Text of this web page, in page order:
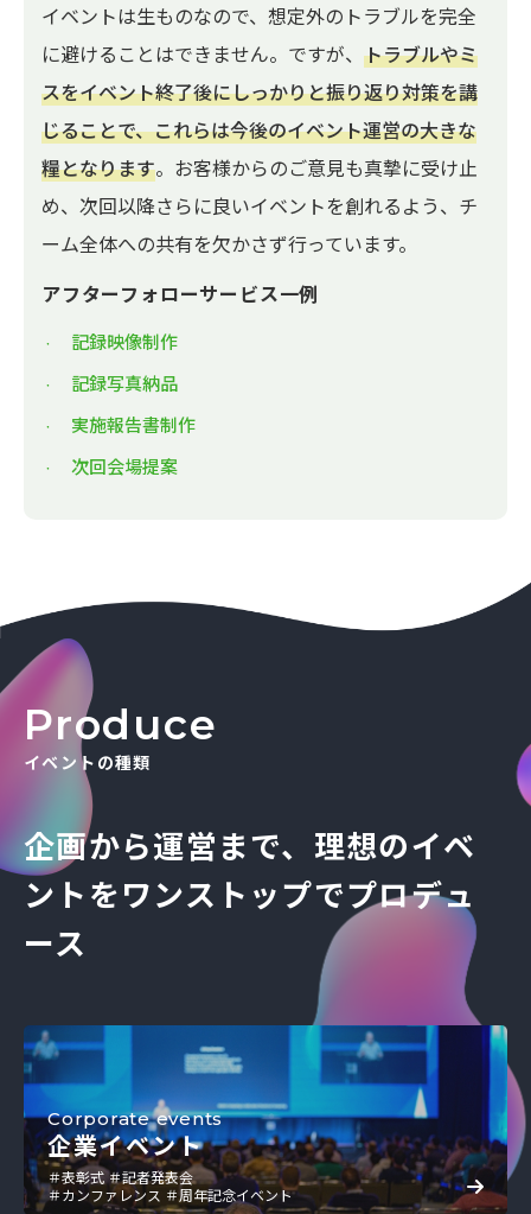
イベントは生ものなので、想定外のトラブルを完全
に避けることはできません。ですが、 トラブルやミ
スをイベント終了後にしっかりと振り返り対策を講
じることで、これらは今後のイベント運営の大きな
糧となります。お客様からのご意見も真摯に受け止
め、次回以降さらに良いイベントを創れるよう、チ
ーム全体への共有を欠かさず行っています。
アフターフォローサービス一例
記録映像制作
記録写真納品
実施報告書制作
次回会場提案
Produce
イベントの種類
企画から運営まで、 理想のイベ
ントをワンストップでプロデュ
ース
Corporate events
企業イベント
＃表彰式 ＃記者発表会
＃カンファレンス ＃周年記念イベント